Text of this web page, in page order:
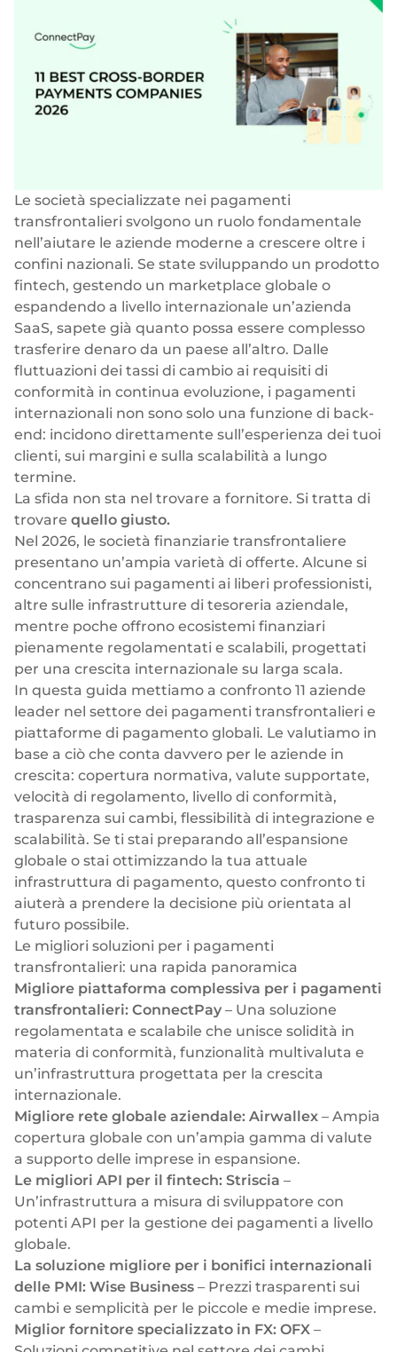
Infrastruttura di eco-investimento più veloce
Prestiti agevolati
Infrastruttura di prestito integrata senza soluzione di
BeMyBond
Scalare gli investimenti obbligazionari
Altri casi d'uso
Vendita al dettaglio
Fintech
Mercato
Neobank
Prestito
Gestione patrimoniale
Commercio elettronico
Carte
Biglietti da visita
Virtuale, fisico, white-label
SEPA - Instant & SCT
Pagamenti nella zona euro
Transfrontaliero e SWIFT
Transazioni globali
Cambio valuta
80+ valute
Open banking
Trasferimenti bancari rapidi e diretti
Acquisizione della carta
VISA, Mastercard, carte di debito o di credito
Pagamenti ricorrenti
Abbonamenti
Finanza incorporata
Massimizzate il vostro raggio d'azione con le nostre soluzioni
finanziarie modulari integrate su misura per la vostra attività,
lavorando sotto la nostra licenza EMI.
Selezionate e collegate i moduli di cui avete
bisogno tramite un'unica serie di API.
Conformità integrata nella finanza incorporata
Chi siamo
Responsabilità sociale
Per sviluppatori
Documentazione
Guide
Riferimento API
Plugin
Indice europeo Fintech
Le società specializzate nei pagamenti
transfrontalieri svolgono un ruolo fondamentale
nell’aiutare le aziende moderne a crescere oltre i
confini nazionali. Se state sviluppando un prodotto
fintech, gestendo un marketplace globale o
espandendo a livello internazionale un’azienda
SaaS, sapete già quanto possa essere complesso
trasferire denaro da un paese all’altro. Dalle
fluttuazioni dei tassi di cambio ai requisiti di
conformità in continua evoluzione, i pagamenti
internazionali non sono solo una funzione di back-
end: incidono direttamente sull’esperienza dei tuoi
clienti, sui margini e sulla scalabilità a lungo
termine.
La sfida non sta nel trovare a fornitore. Si tratta di
trovare quello giusto.
Nel 2026, le società finanziarie transfrontaliere
presentano un’ampia varietà di offerte. Alcune si
concentrano sui pagamenti ai liberi professionisti,
altre sulle infrastrutture di tesoreria aziendale,
mentre poche offrono ecosistemi finanziari
pienamente regolamentati e scalabili, progettati
per una crescita internazionale su larga scala.
In questa guida mettiamo a confronto 11 aziende
leader nel settore dei pagamenti transfrontalieri e
piattaforme di pagamento globali. Le valutiamo in
base a ciò che conta davvero per le aziende in
crescita: copertura normativa, valute supportate,
velocità di regolamento, livello di conformità,
trasparenza sui cambi, flessibilità di integrazione e
scalabilità. Se ti stai preparando all’espansione
globale o stai ottimizzando la tua attuale
infrastruttura di pagamento, questo confronto ti
aiuterà a prendere la decisione più orientata al
futuro possibile.
Le migliori soluzioni per i pagamenti
transfrontalieri: una rapida panoramica
Migliore piattaforma complessiva per i pagamenti
transfrontalieri: ConnectPay – Una soluzione
regolamentata e scalabile che unisce solidità in
materia di conformità, funzionalità multivaluta e
un’infrastruttura progettata per la crescita
internazionale.
Migliore rete globale aziendale: Airwallex – Ampia
copertura globale con un’ampia gamma di valute
a supporto delle imprese in espansione.
Le migliori API per il fintech: Striscia –
Un’infrastruttura a misura di sviluppatore con
potenti API per la gestione dei pagamenti a livello
globale.
La soluzione migliore per i bonifici internazionali
delle PMI: Wise Business – Prezzi trasparenti sui
cambi e semplicità per le piccole e medie imprese.
Miglior fornitore specializzato in FX: OFX –